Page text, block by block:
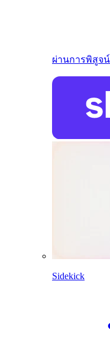
ผ่านการพิสูจ
Sidekick